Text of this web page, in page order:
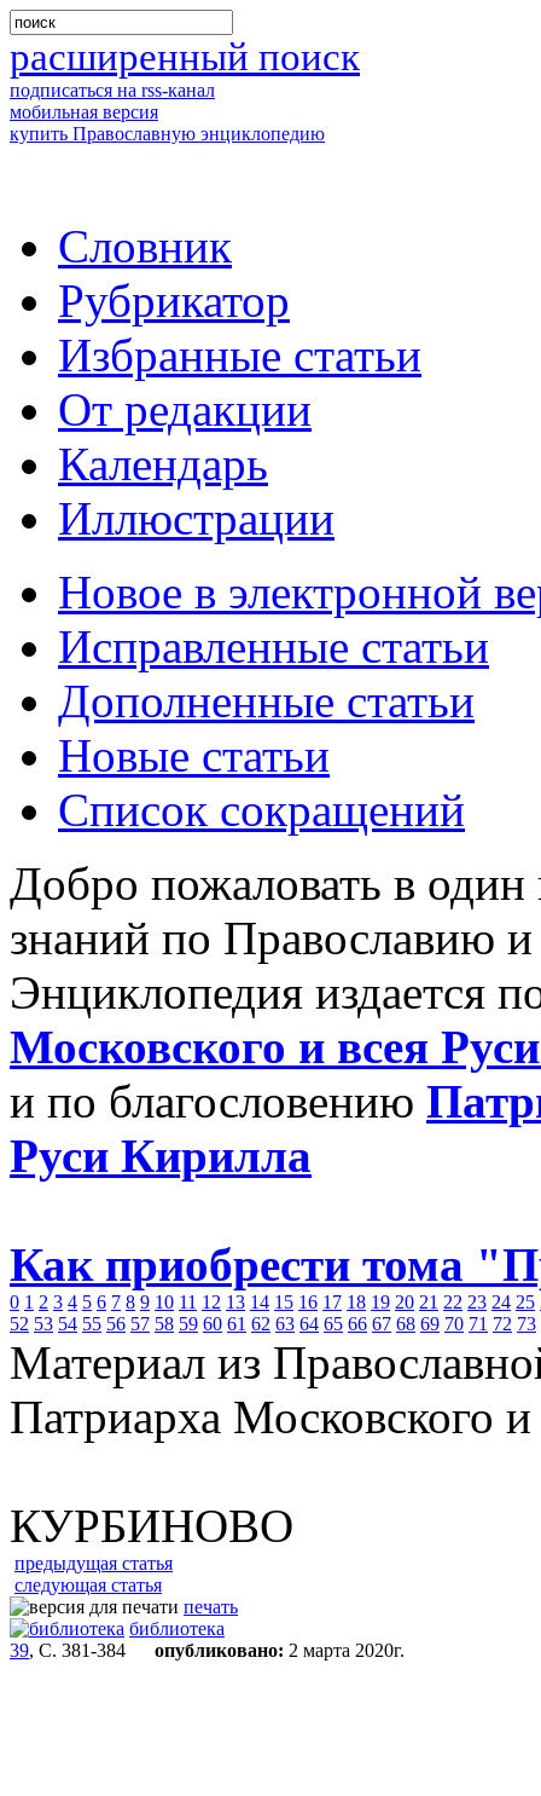
расширенный поиск
подписаться на rss-канал
мобильная версия
купить Православную энциклопедию
Словник
Рубрикатор
Избранные статьи
От редакции
Календарь
Иллюстрации
Новое в электронной
Исправленные статьи
Дополненные статьи
Новые статьи
Список сокращений
Добро пожаловать в
знаний по Православию
Энциклопедия издается
Московского и всея
и по благословению
Руси Кирилла
Как приобрести тома
0 1 2 3 4 5 6 7 8 9 10 11 12 13 14 15 16 17 18 19 20 21 22 23 24 25
52 53 54 55 56 57 58 59 60 61 62 63 64 65 66 67 68 69 70 71 72 73
Материал из
Патриарха Московского
КУРБИНОВО
предыдущая статья
следующая статья
печать
библиотека
39, С. 381-384 опубликовано: 2 марта 2020г.